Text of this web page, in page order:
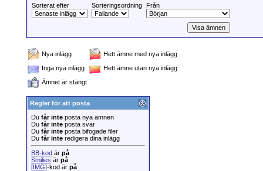
Sorterat efter
Sorteringsordning Från
Nya inlägg
Hett ämne med nya inlägg
Inga nya inlägg
Hett ämne utan nya inlägg
Ämnet är stängt
Regler för att posta
Du får inte posta nya ämnen
Du får inte posta svar
Du får inte posta bifogade filer
Du får inte redigera dina inlägg
BB-kod är på
Smilies är på
[IMG]-kod är på